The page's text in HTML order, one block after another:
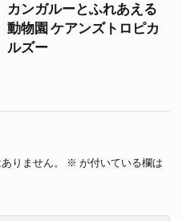
カンガルーとふれあえる
動物園 ケアンズトロピカ
ルズー
りません。 ※ が付いている欄は